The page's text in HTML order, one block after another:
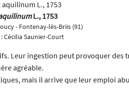
L., 1753
- Fontenay-lès-Briis (91)
Cécilia Saunier-Court
Leur ingestion peut provoquer des
agréable.
mais il arrive que leur emploi